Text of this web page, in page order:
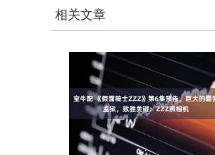
相关文章